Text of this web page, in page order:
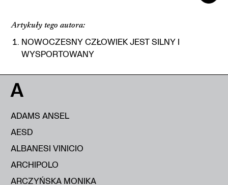
Artykuły tego autora:
NOWOCZESNY CZŁOWIEK JEST SILNY I
WYSPORTOWANY
A
ADAMS ANSEL
AESD
ALBANESI VINICIO
ARCHIPOLO
ARCZYŃSKA MONIKA